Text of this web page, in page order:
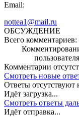
Email:
nottea1@mail.ru
ОБСУЖДЕНИЕ
Всего комментариев:
Комментарии
Смотреть новые
Ответы
Идёт загрузка...
Смотреть ответы
Идёт отправка...